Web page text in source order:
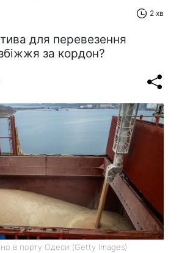
2 хв
для перевезення
за кордон?
в порту Одеси (Getty Images)